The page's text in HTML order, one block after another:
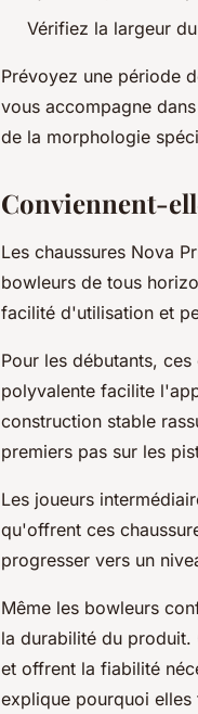
Vérifiez la largeur
Prévoyez une période
vous accompagne
de la morphologie
Conviennent-
Les chaussures Nova
bowleurs de tous
facilité d'utilisation et
Pour les débutants,
polyvalente facilite
construction stable
premiers pas sur les
Les joueurs
qu'offrent ces
progresser vers un
Même les bowleurs
la durabilité du produit.
et offrent la fiabilité
explique pourquoi